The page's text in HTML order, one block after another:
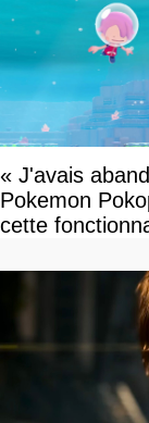
« J'avais
Pokemon
cette